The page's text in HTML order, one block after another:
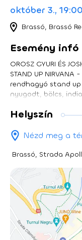
október 3.,
Brassó, Brassó
Esemény infó
OROSZ GYURI ÉS
STAND UP NIRVANA
rendhagyó stand
nyugodt, bölcs,
boncolgató
életszemléletről,
miért pont most fáj
megvilágosodás,
hozza a nyugalmat
kérdéseket, a
egyszerre
nem prédikál. Aki
belefolyhat finoman
világosodik. És ha
tegyük.
Helyszín
Nézd meg a
Brassó, Strada